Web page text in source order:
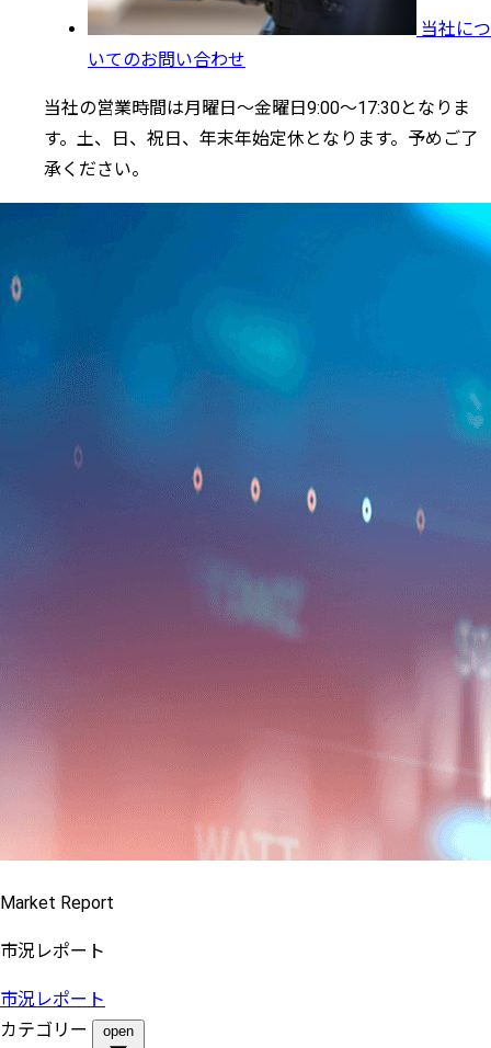
当社につ
いてのお問い合わせ
当社の営業時間は月曜日～金曜日9:00～17:30となりま
す。土、日、祝日、年末年始定休となります。予めご了
承ください。
Market Report
市況レポート
市況レポート
カテゴリー
open